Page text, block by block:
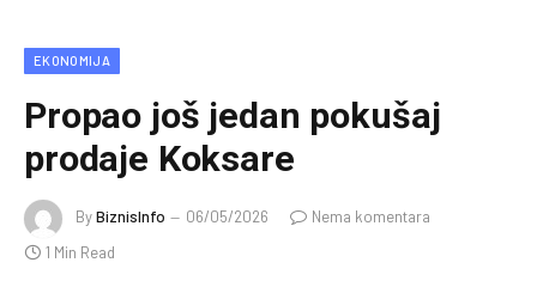
EKONOMIJA
Propao još jedan pokušaj
prodaje Koksare
ByBiznisInfo 06/05/2026
Nema komentara
1 Min Read